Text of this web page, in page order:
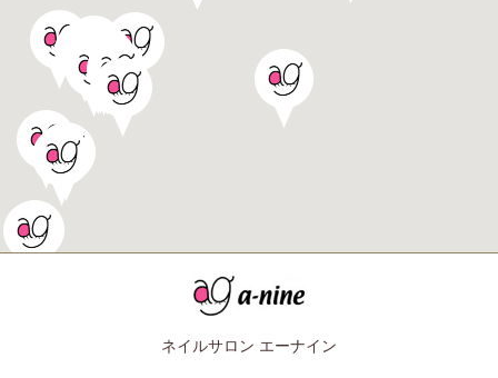
ネイルサロン エーナイン